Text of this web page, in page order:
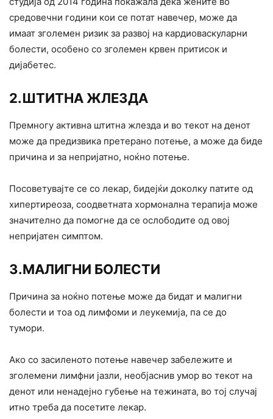
средовечни години кои се потат навечер, може да
имаат зголемен ризик за развој на кардиоваскуларни
болести, особено со зголемен крвен притисок и
дијабетес.
2.ШТИТНА ЖЛЕЗДА
Премногу активна штитна жлезда и во текот на денот
може да предизвика претерано потење, а може да биде
причина и за непријатно, ноќно потење.
Посоветувајте се со лекар, бидејќи доколку патите од
хипертиреоза, соодветната хормонална терапија може
значително да помогне да се ослободите од овој
непријатен симптом.
3.МАЛИГНИ БОЛЕСТИ
Причина за ноќно потење може да бидат и малигни
болести и тоа од лимфоми и леукемија, па се до
тумори.
Ако со засиленото потење навечер забележите и
зголемени лимфни јазли, необјаснив умор во текот на
денот или ненадејно губење на тежината, во тој случај
итно треба да посетите лекар.